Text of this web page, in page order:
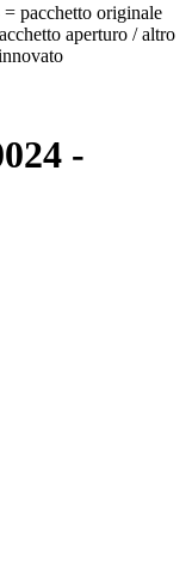
= pacchetto originale
aperturo / altro
-